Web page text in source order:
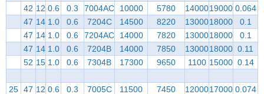
42 12 0.6 0.3 7004AC 10000 5780 1400019000 0.064
47 14 1.0 0.6 7204C 14500 8220 1300018000
0.1
47 14 1.0 0.6 7204AC 14000 7820 1300018000
0.1
47 14 1.0 0.6 7204B 14000 7850 1300018000 0.11
52 15 1.0 0.6 7304B 17300 9650 1100 15000 0.14
25 47 12 0.6 0.3 7005C 11500 7450 1200017000 0.074